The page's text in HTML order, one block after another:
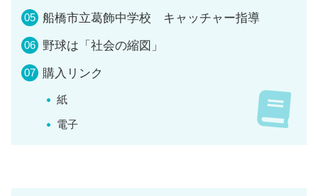
船橋市立葛飾中学校 キャッチャー指導
野球は「社会の縮図」
購入リンク
紙
電子